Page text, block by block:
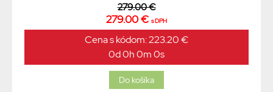
279.00 €
279.00 € s DPH
Cena s kódom: 223.20 €
0d 0h 0m 0s